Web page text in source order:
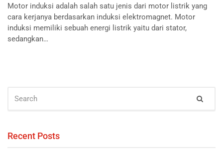
Brake
motors
Motor induksi adalah salah satu jenis dari motor listrik yang
cara kerjanya berdasarkan induksi elektromagnet. Motor
induksi memiliki sebuah energi listrik yaitu dari stator,
sedangkan…
FOR:
Recent Posts